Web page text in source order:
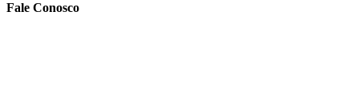
Fale Conosco